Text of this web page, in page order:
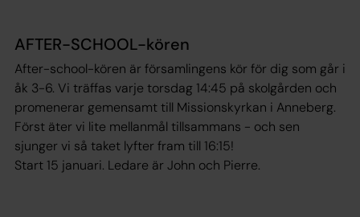
AFTER-SCHOOL-kören
After-school-kören är församlingens kör för dig som går i
åk 3-6. Vi träffas varje torsdag 14:45 på skolgården och
promenerar gemensamt till Missionskyrkan i Anneberg.
Först äter vi lite mellanmål tillsammans - och sen
sjunger vi så taket lyfter fram till 16:15!
Start 15 januari. Ledare är John och Pierre.